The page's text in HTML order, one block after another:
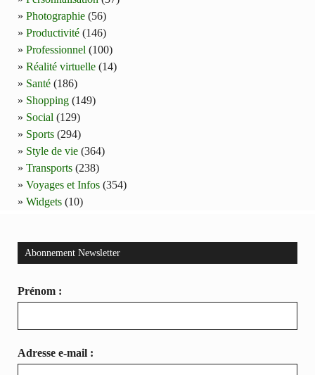
Photographie (56)
Productivité (146)
Professionnel (100)
Réalité virtuelle (14)
Santé (186)
Shopping (149)
Social (129)
Sports (294)
Style de vie (364)
Transports (238)
Voyages et Infos (354)
Widgets (10)
Abonnement Newsletter
Prénom :
Adresse e-mail :